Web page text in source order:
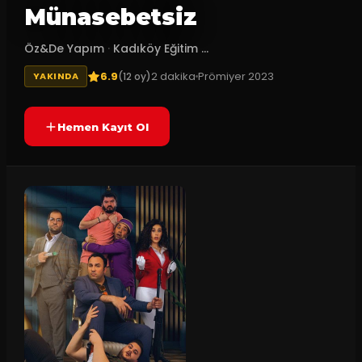
Münasebetsiz
Öz&De Yapım · Kadıköy Eğitim ...
YAKINDA 6.9(12 oy)2 dakikaPrömiyer 2023
Hemen Kayıt Ol